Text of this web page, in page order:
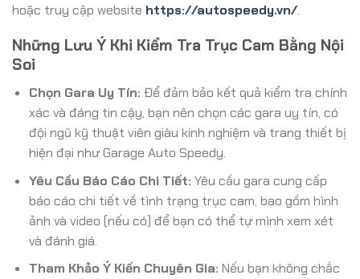
hoặc truy cập website https://autospeedy.vn/.
Những Lưu Ý Khi Kiểm Tra Trục Cam Bằng Nội
Soi
Chọn Gara Uy Tín: Để đảm bảo kết quả kiểm tra chính
xác và đáng tin cậy, bạn nên chọn các gara uy tín, có
đội ngũ kỹ thuật viên giàu kinh nghiệm và trang thiết bị
hiện đại như Garage Auto Speedy.
Yêu Cầu Báo Cáo Chi Tiết: Yêu cầu gara cung cấp
báo cáo chi tiết về tình trạng trục cam, bao gồm hình
ảnh và video (nếu có) để bạn có thể tự mình xem xét
và đánh giá.
Tham Khảo Ý Kiến Chuyên Gia: Nếu bạn không chắc